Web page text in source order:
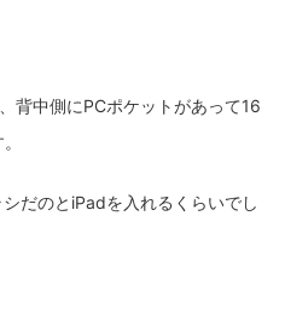
背中側にPCポケットがあって16
だのとiPadを入れるくらいでし